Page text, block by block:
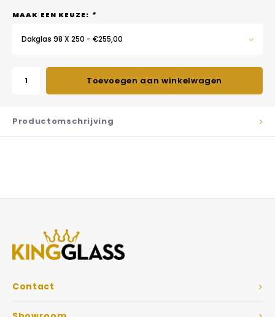
MAAK EEN KEUZE: *
Dakglas 98 X 250 - €255,00
Toevoegen aan winkelwagen
Productomschrijving
Contact